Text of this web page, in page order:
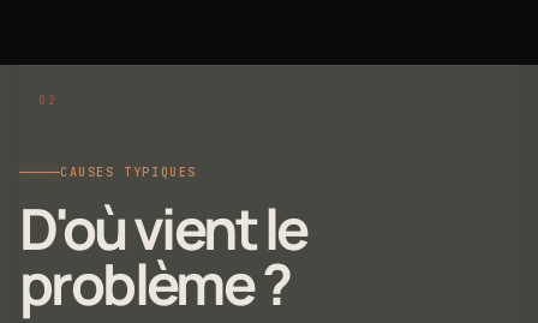
CAUSES TYPIQUES
D'où vient le
problème ?